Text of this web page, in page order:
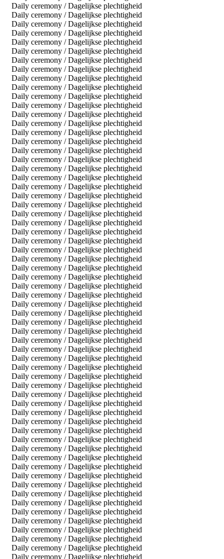
Daily ceremony / Dagelijkse plechtigheid
Daily ceremony / Dagelijkse plechtigheid
Daily ceremony / Dagelijkse plechtigheid
Daily ceremony / Dagelijkse plechtigheid
Daily ceremony / Dagelijkse plechtigheid
Daily ceremony / Dagelijkse plechtigheid
Daily ceremony / Dagelijkse plechtigheid
Daily ceremony / Dagelijkse plechtigheid
Daily ceremony / Dagelijkse plechtigheid
Daily ceremony / Dagelijkse plechtigheid
Daily ceremony / Dagelijkse plechtigheid
Daily ceremony / Dagelijkse plechtigheid
Daily ceremony / Dagelijkse plechtigheid
Daily ceremony / Dagelijkse plechtigheid
Daily ceremony / Dagelijkse plechtigheid
Daily ceremony / Dagelijkse plechtigheid
Daily ceremony / Dagelijkse plechtigheid
Daily ceremony / Dagelijkse plechtigheid
Daily ceremony / Dagelijkse plechtigheid
Daily ceremony / Dagelijkse plechtigheid
Daily ceremony / Dagelijkse plechtigheid
Daily ceremony / Dagelijkse plechtigheid
Daily ceremony / Dagelijkse plechtigheid
Daily ceremony / Dagelijkse plechtigheid
Daily ceremony / Dagelijkse plechtigheid
Daily ceremony / Dagelijkse plechtigheid
Daily ceremony / Dagelijkse plechtigheid
Daily ceremony / Dagelijkse plechtigheid
Daily ceremony / Dagelijkse plechtigheid
Daily ceremony / Dagelijkse plechtigheid
Daily ceremony / Dagelijkse plechtigheid
Daily ceremony / Dagelijkse plechtigheid
Daily ceremony / Dagelijkse plechtigheid
Daily ceremony / Dagelijkse plechtigheid
Daily ceremony / Dagelijkse plechtigheid
Daily ceremony / Dagelijkse plechtigheid
Daily ceremony / Dagelijkse plechtigheid
Daily ceremony / Dagelijkse plechtigheid
Daily ceremony / Dagelijkse plechtigheid
Daily ceremony / Dagelijkse plechtigheid
Daily ceremony / Dagelijkse plechtigheid
Daily ceremony / Dagelijkse plechtigheid
Daily ceremony / Dagelijkse plechtigheid
Daily ceremony / Dagelijkse plechtigheid
Daily ceremony / Dagelijkse plechtigheid
Daily ceremony / Dagelijkse plechtigheid
Daily ceremony / Dagelijkse plechtigheid
Daily ceremony / Dagelijkse plechtigheid
Daily ceremony / Dagelijkse plechtigheid
Daily ceremony / Dagelijkse plechtigheid
Daily ceremony / Dagelijkse plechtigheid
Daily ceremony / Dagelijkse plechtigheid
Daily ceremony / Dagelijkse plechtigheid
Daily ceremony / Dagelijkse plechtigheid
Daily ceremony / Dagelijkse plechtigheid
Daily ceremony / Dagelijkse plechtigheid
Daily ceremony / Dagelijkse plechtigheid
Daily ceremony / Dagelijkse plechtigheid
Daily ceremony / Dagelijkse plechtigheid
Daily ceremony / Dagelijkse plechtigheid
Daily ceremony / Dagelijkse plechtigheid
Daily ceremony / Dagelijkse plechtigheid